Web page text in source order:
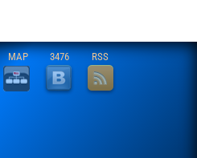
MAP 3476 RSS